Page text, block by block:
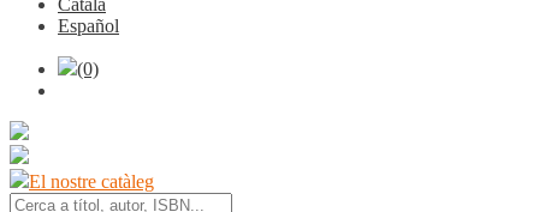
Català
Español
(0)
El nostre catàleg